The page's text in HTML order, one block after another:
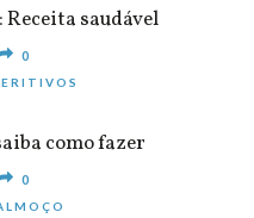
Receita saudável
0
como fazer
0